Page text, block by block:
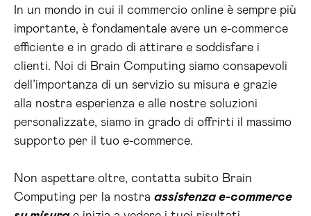
In un mondo in cui il commercio online è sempre più
importante, è fondamentale avere un e-commerce
efficiente e in grado di attirare e soddisfare i
clienti. Noi di Brain Computing siamo consapevoli
dell’importanza di un servizio su misura e grazie
alla nostra esperienza e alle nostre soluzioni
personalizzate, siamo in grado di offrirti il massimo
supporto per il tuo e-commerce.
Non aspettare oltre, contatta subito Brain
Computing per la nostra assistenza e-commerce